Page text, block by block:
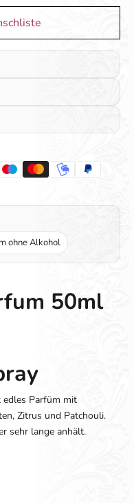
ohne Alkohol
50ml
edles Parfüm mit
Zitrus und Patchouli.
sehr lange anhält.